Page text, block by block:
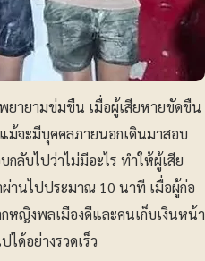
พยายามข่มขืน เมื่อผู้เสียหายขัดขืน
ม้จะมีบุคคลภายนอกเดินมาสอบ
ลับไปว่าไม่มีอะไร ทำให้ผู้เสีย
ผ่านไปประมาณ 10 นาที เมื่อผู้ก่อ
กหญิงพลเมืองดีและคนเก็บเงินหน้า
ด้อย่างรวดเร็ว